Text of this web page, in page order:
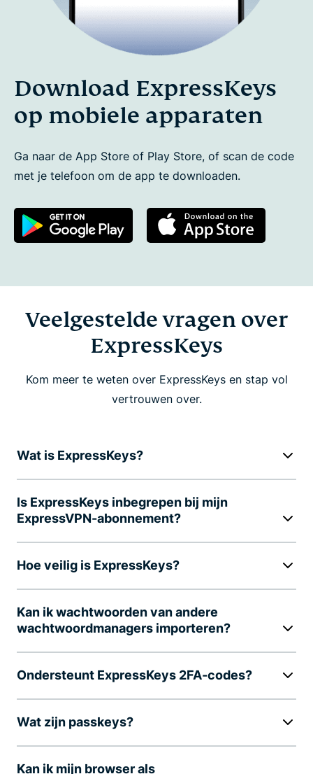
Download ExpressKeys
op mobiele apparaten
Ga naar de App Store of Play Store, of scan de code
met je telefoon om de app te downloaden.
Veelgestelde vragen over
ExpressKeys
Kom meer te weten over ExpressKeys en stap vol
vertrouwen over.
Wat is ExpressKeys?
Is ExpressKeys inbegrepen bij mijn
ExpressVPN-abonnement?
Hoe veilig is ExpressKeys?
Kan ik wachtwoorden van andere
wachtwoordmanagers importeren?
Ondersteunt ExpressKeys 2FA-codes?
Wat zijn passkeys?
Kan ik mijn browser als